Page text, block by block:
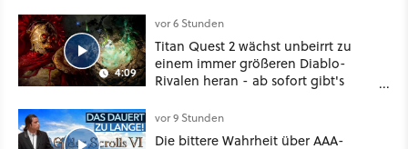
4:09
vor 6 Stunden
Titan Quest 2 wächst unbeirrt zu
einem immer größeren Diablo-
Rivalen heran - ab sofort gibt's
Klasse
vor 9 Stunden
Die bittere Wahrheit über AAA-